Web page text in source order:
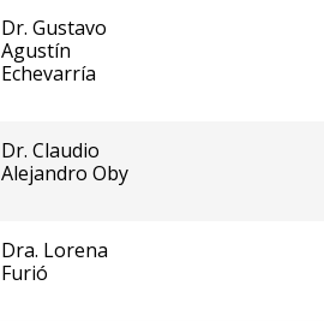
Dr. Gustavo
Agustín
Echevarría
Dr. Claudio
Alejandro Oby
Dra. Lorena
Furió